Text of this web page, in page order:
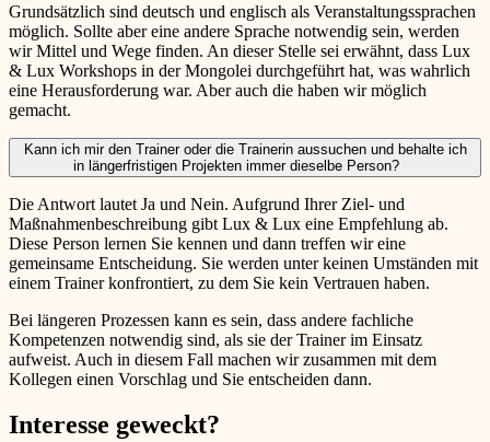
Grundsätzlich sind deutsch und englisch als Veranstaltungssprachen
möglich. Sollte aber eine andere Sprache notwendig sein, werden
wir Mittel und Wege finden. An dieser Stelle sei erwähnt, dass Lux
& Lux Workshops in der Mongolei durchgeführt hat, was wahrlich
eine Herausforderung war. Aber auch die haben wir möglich
gemacht.
Kann ich mir den Trainer oder die Trainerin aussuchen und behalte ich
in längerfristigen Projekten immer dieselbe Person?
Die Antwort lautet Ja und Nein. Aufgrund Ihrer Ziel- und
Maßnahmenbeschreibung gibt Lux & Lux eine Empfehlung ab.
Diese Person lernen Sie kennen und dann treffen wir eine
gemeinsame Entscheidung. Sie werden unter keinen Umständen mit
einem Trainer konfrontiert, zu dem Sie kein Vertrauen haben.
Bei längeren Prozessen kann es sein, dass andere fachliche
Kompetenzen notwendig sind, als sie der Trainer im Einsatz
aufweist. Auch in diesem Fall machen wir zusammen mit dem
Kollegen einen Vorschlag und Sie entscheiden dann.
Interesse geweckt?